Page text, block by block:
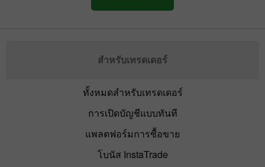
สำหรับเทรดเดอร์
ทั้งหมดสำหรับเทรดเดอร์
การเปิดบัญชีแบบทันที
แพลตฟอร์มการซื้อขาย
โบนัส InstaTrade